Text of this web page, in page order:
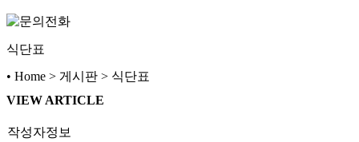
식단표
• Home > 게시판 > 식단표
VIEW ARTICLE
작성자정보